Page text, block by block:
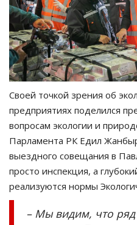
Своей точкой зрения об
предприятиях поделился
вопросам экологии и
Парламента РК Едил
выездного совещания в
просто инспекция, а
реализуются нормы
– Мы видим, что